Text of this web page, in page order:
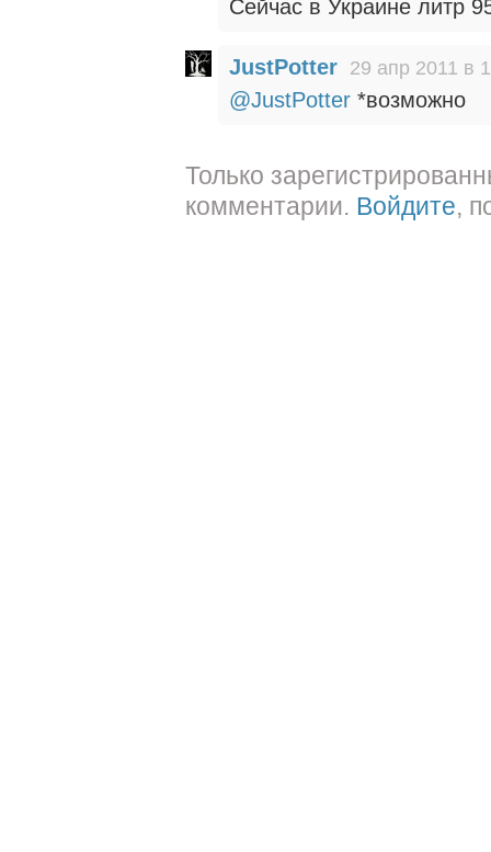
Сейчас в Украине литр
JustPotter 29 апр 2011 в
@JustPotter *возможно
Только
комментарии. Войдите,